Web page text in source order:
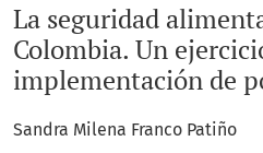
La seguridad
Colombia. Un
implementación de
Sandra Milena Franco Patiño